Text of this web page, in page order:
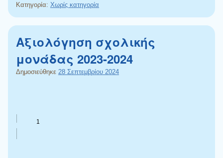
Κατηγορία: Χωρίς κατηγορία
Αξιολόγηση σχολικής
μονάδας 2023-2024
Δημοσιεύθηκε 28 Σεπτεμβρίου 2024